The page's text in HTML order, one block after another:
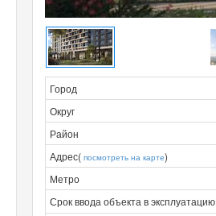
Город
Округ
Район
Адрес( посмотреть на карте)
Метро
Срок ввода объекта в эксплуатацию